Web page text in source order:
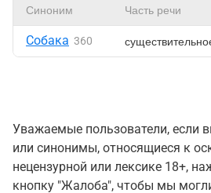
Синоним Часть речи
Собака 360
Уважаемые пользователи, если
или синонимы, относящиеся к
нецензурной или лексике 18+,
кнопку "Жалоба", чтобы мы